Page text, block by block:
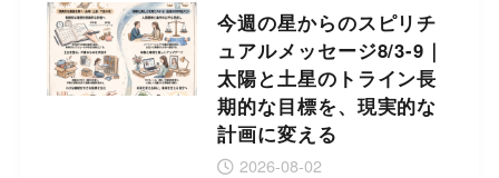
今週の星からのスピリチ
ュアルメッセージ8/3-9｜
太陽と土星のトライン長
期的な目標を、現実的な
計画に変える
2026-08-02